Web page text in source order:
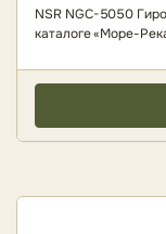
NSR NGC-5050
каталоге «Море-